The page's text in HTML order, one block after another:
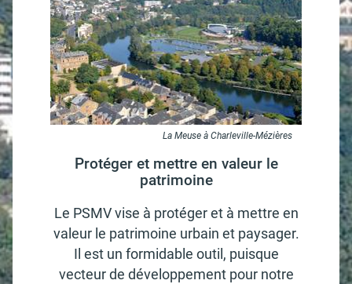
La Meuse à Charleville-Mézières
Protéger et mettre en valeur le
patrimoine
Le PSMV vise à proté­ger et à mettre en
valeur le patri­moine urbain et paysa­ger.
Il est un formi­dable outil, puisque
vecteur de déve­lop­pe­ment pour notre